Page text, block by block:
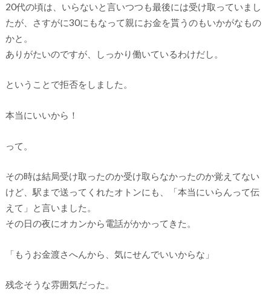
20代の頃は、いらないと言いつつも最後には受け取っていまし
たが、さすがに30にもなって親にお金を貰うのもいかがなもの
かと。
ありがたいのですが、しっかり働いているわけだし。
ということで拒否をしました。
本当にいいから！
って。
その時は結局受け取ったのか受け取らなかったのか覚えてない
けど、駅まで送ってくれたオトンにも、「本当にいらんって伝
えて」と言いました。
その日の夜にオカンから電話がかかってきた。
「もうお金渡さへんから、気にせんでいいからな」
残念そうな雰囲気だった。